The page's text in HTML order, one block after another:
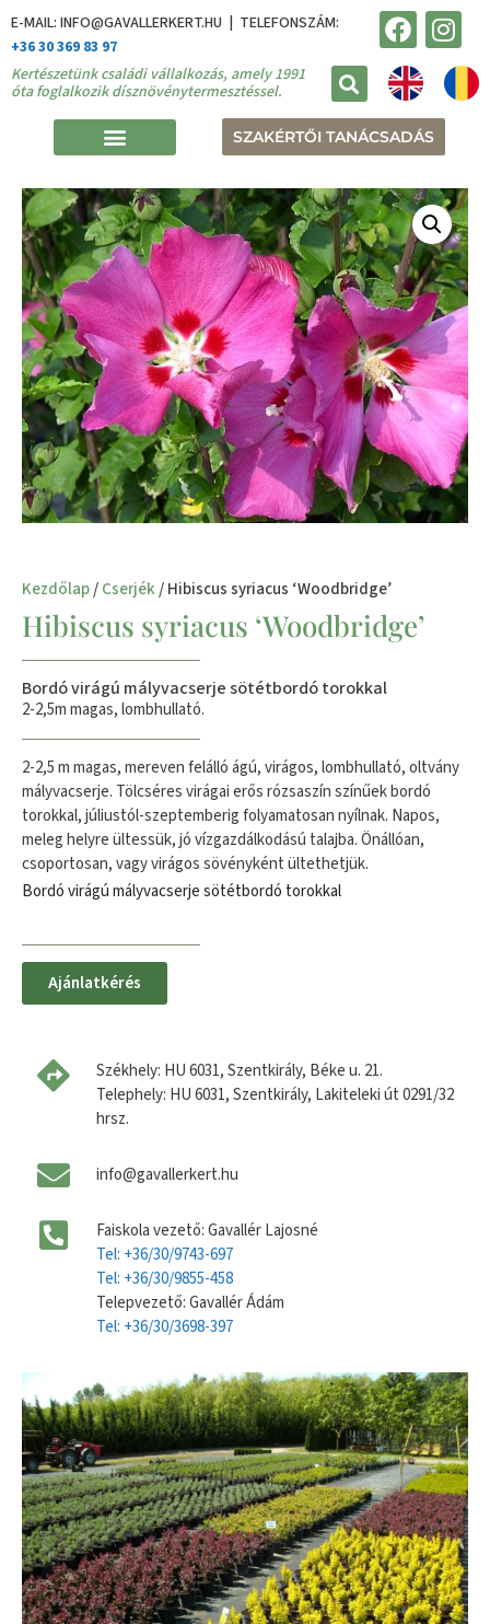
E-MAIL: INFO@GAVALLERKERT.HU | TELEFONSZÁM:
+36 30 369 83 97
Kertészetünk családi vállalkozás, amely 1991
óta foglalkozik dísznövénytermesztéssel.
SZAKÉRTŐI TANÁCSADÁS
Kezdőlap/Cserjék/ Hibiscus syriacus ‘Woodbridge’
Hibiscus syriacus ‘Woodbridge’
Bordó virágú mályvacserje sötétbordó torokkal
2-2,5m magas, lombhullató.
2-2,5 m magas, mereven felálló ágú, virágos, lombhullató, oltvány
mályvacserje. Tölcséres virágai erős rózsaszín színűek bordó
torokkal, júliustól-szeptemberig folyamatosan nyílnak. Napos,
meleg helyre ültessük, jó vízgazdálkodású talajba. Önállóan,
csoportosan, vagy virágos sövényként ültethetjük.
Bordó virágú mályvacserje sötétbordó torokkal
Ajánlatkérés
Székhely: HU 6031, Szentkirály, Béke u. 21.
Telephely: HU 6031, Szentkirály, Lakiteleki út 0291/32
hrsz.
info@gavallerkert.hu
Faiskola vezető: Gavallér Lajosné
Tel: +36/30/9743-697
Tel: +36/30/9855-458
Telepvezető: Gavallér Ádám
Tel: +36/30/3698-397